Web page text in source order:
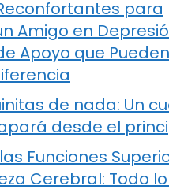
para
Amigo en
Apoyo que Pueden
de nada: Un
desde el
Funciones
Cerebral: Todo